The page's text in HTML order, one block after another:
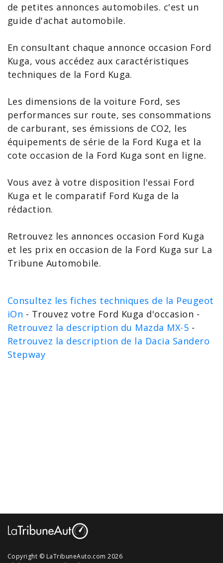
de petites annonces automobiles. c'est un
guide d'achat automobile.
En consultant chaque annonce occasion Ford
Kuga, vous accédez aux caractéristiques
techniques de la Ford Kuga.
Les dimensions de lavoiture Ford, ses
performances sur route, ses consommations
de carburant, ses émissions de CO2, les
équipements de série de la Ford Kuga et la
cote occasion de la Ford Kuga sont en ligne.
Vous avez à votre disposition l'essai Ford
Kuga et le comparatif Ford Kuga de la
rédaction.
Retrouvez les annonces occasion Ford Kuga
et les prix en occasion de la Ford Kuga sur La
Tribune Automobile.
Consultez les fiches techniques de la Peugeot
iOn - Trouvez votre Ford Kuga d'occasion -
Retrouvez la description du Mazda MX-5 -
Retrouvez la description de la Dacia Sandero
Stepway
Copyright © LaTribuneAuto.com 2026